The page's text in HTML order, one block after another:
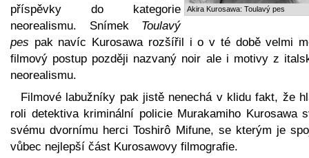
Akira Kurosawa: Toulavý pes
příspěvky do kategorie
neorealismu. Snímek Toulavý
pes pak navíc Kurosawa rozšířil i o v té době velmi
filmový postup později nazvaný noir ale i motivy z
neorealismu.
Filmové labužníky pak jistě nenechá v klidu fakt, že
roli detektiva kriminální policie Murakamiho Kurosawa
svému dvornímu herci Toshirô Mifune, se kterým je
vůbec nejlepší část Kurosawovy filmografie.